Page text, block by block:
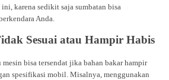
karena sedikit saja sumbatan bisa
Anda.
Sesuai atau Hampir Habis
bisa tersendat jika bahan bakar hampir
spesifikasi mobil. Misalnya, menggunakan